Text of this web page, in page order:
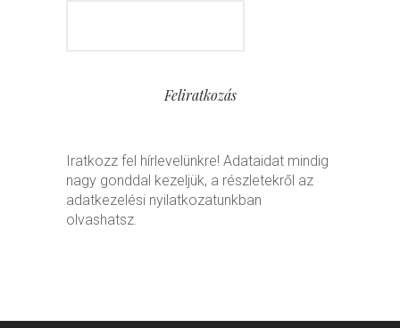
Iratkozz fel hírlevelünkre! Adataidat mindig
nagy gonddal kezeljük, a részletekről az
adatkezelési nyilatkozatunkban
olvashatsz.